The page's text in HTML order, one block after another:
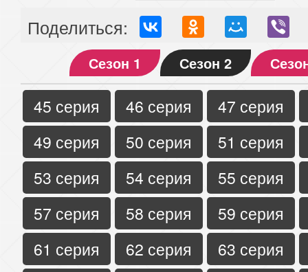
Поделиться:
Сезон 1 Сезон 2
45 серия 46 серия
47 серия
49 серия
50 серия
51 серия
53 серия
54 серия
55 серия
57 серия
58 серия
59 серия
61 серия
62 серия
63 серия